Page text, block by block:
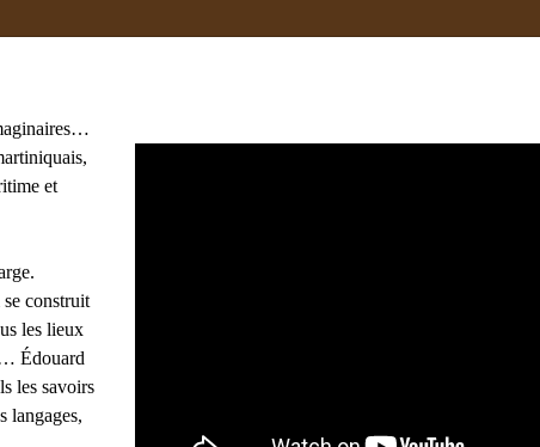
et
construit
les lieux
Édouard
les savoirs
langages,